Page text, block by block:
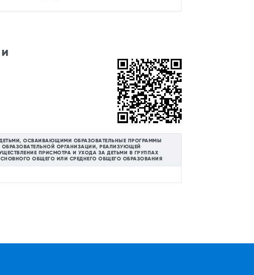
ОСВАИВАЮЩИМИ ОБРАЗОВАТЕЛЬНЫЕ ПРОГРАММЫ
ОРГАНИЗАЦИИ, РЕАЛИЗУЮЩЕЙ
ПРИСМОТРА И УХОДА ЗА ДЕТЬМИ В ГРУППАХ
ОБЩЕГО ИЛИ СРЕДНЕГО ОБЩЕГО ОБРАЗОВАНИЯ